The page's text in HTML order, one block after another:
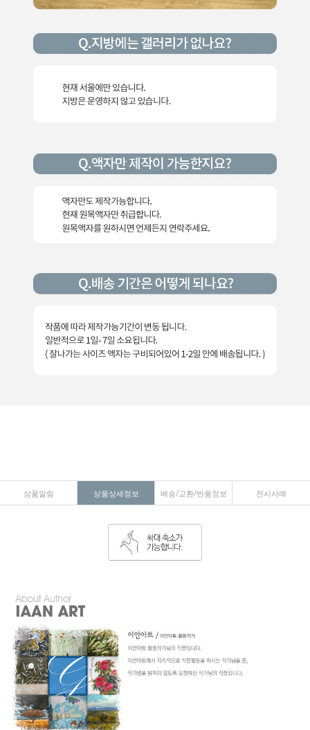
상품알림 상품상세정보 배송/교환/반품정보 전시사례